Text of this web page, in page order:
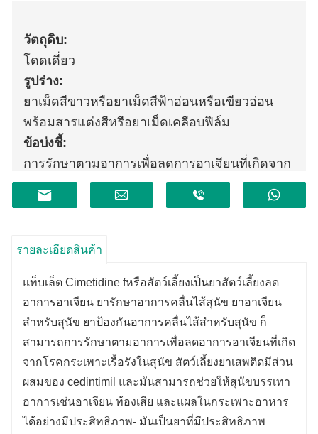
วัตถุดิบ:
โดดเดี่ยว
รูปร่าง:
ยาเม็ดสีขาวหรือยาเม็ดสีฟ้าอ่อนหรือเขียวอ่อน
พร้อมสารแต่งสีหรือยาเม็ดเคลือบฟิล์ม
ข้อบ่งชี้:
การรักษาตามอาการเพื่อลดการอาเจียนที่เกิดจาก
โรคกระเพาะเรื้อรังในสุนัข
รายละเอียดสินค้า
แท็บเล็ต Cimetidine fหรือสัตว์เลี้ยงเป็นยาสัตว์เลี้ยงลด
อาการอาเจียน ยารักษาอาการคลื่นไส้สุนัข ยาอาเจียน
สำหรับสุนัข ยาป้องกันอาการคลื่นไส้สำหรับสุนัข ก็
สามารถการรักษาตามอาการเพื่อลดอาการอาเจียนที่เกิด
จากโรคกระเพาะเรื้อรังในสุนัข สัตว์เลี้ยงยาเสพติดมีส่วน
ผสมของ cedintimil และมันสามารถช่วยให้สุนัขบรรเทา
อาการเช่นอาเจียน ท้องเสีย และแผลในกระเพาะอาหาร
ได้อย่างมีประสิทธิภาพ- มันเป็นยาที่มีประสิทธิภาพ